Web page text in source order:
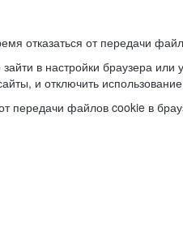
отказаться от передачи
в настройки браузера или
и отключить
передачи файлов cookie в